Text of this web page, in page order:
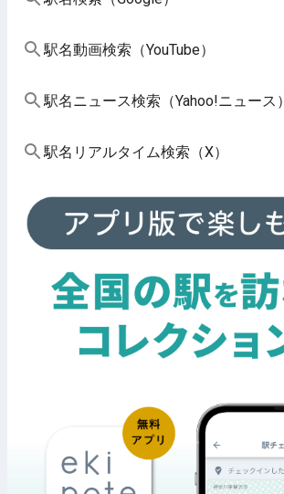
駅名動画検索（YouTube）
駅名ニュース検索（Yahoo!ニュース）
駅名リアルタイム検索（X）